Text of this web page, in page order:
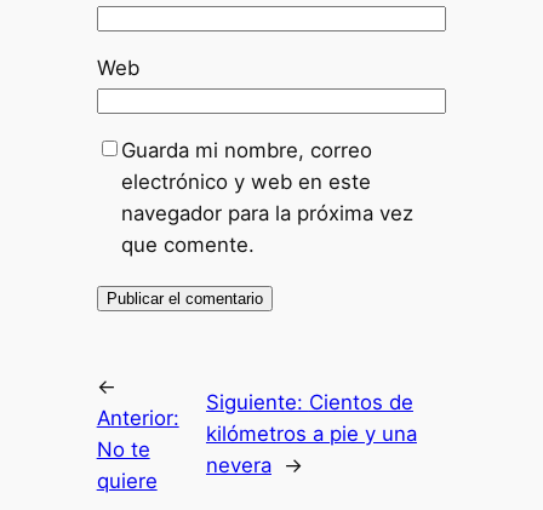
Web
Guarda mi nombre, correo
electrónico y web en este
navegador para la próxima vez
que comente.
←
Anterior:
No te
quiere
Siguiente: Cientos de
kilómetros a pie y una
nevera
→